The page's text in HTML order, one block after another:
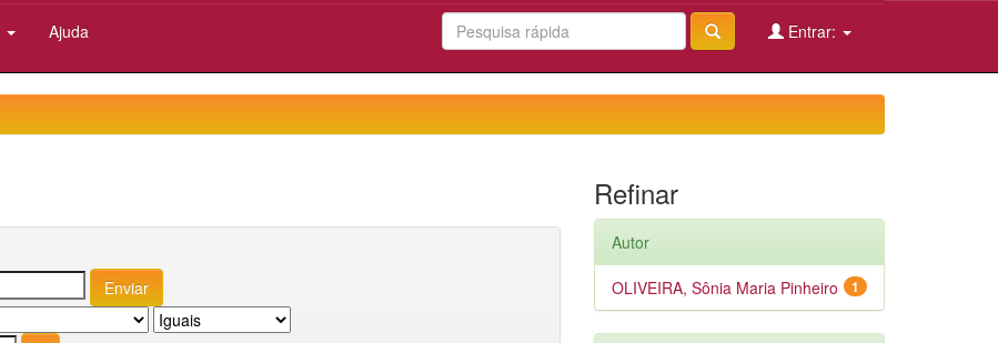
Ajuda Entrar:
Refinar
Autor
1
OLIVEIRA, Sônia Maria Pinheiro